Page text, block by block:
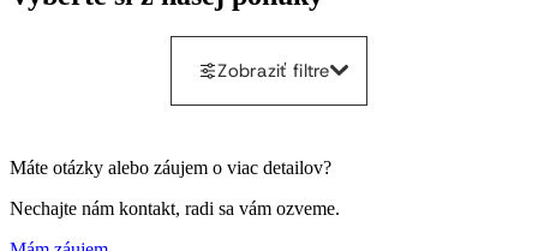
Zobraziť filtre
Máte otázky alebo záujem o viac detailov?
Nechajte nám kontakt, radi sa vám ozveme.